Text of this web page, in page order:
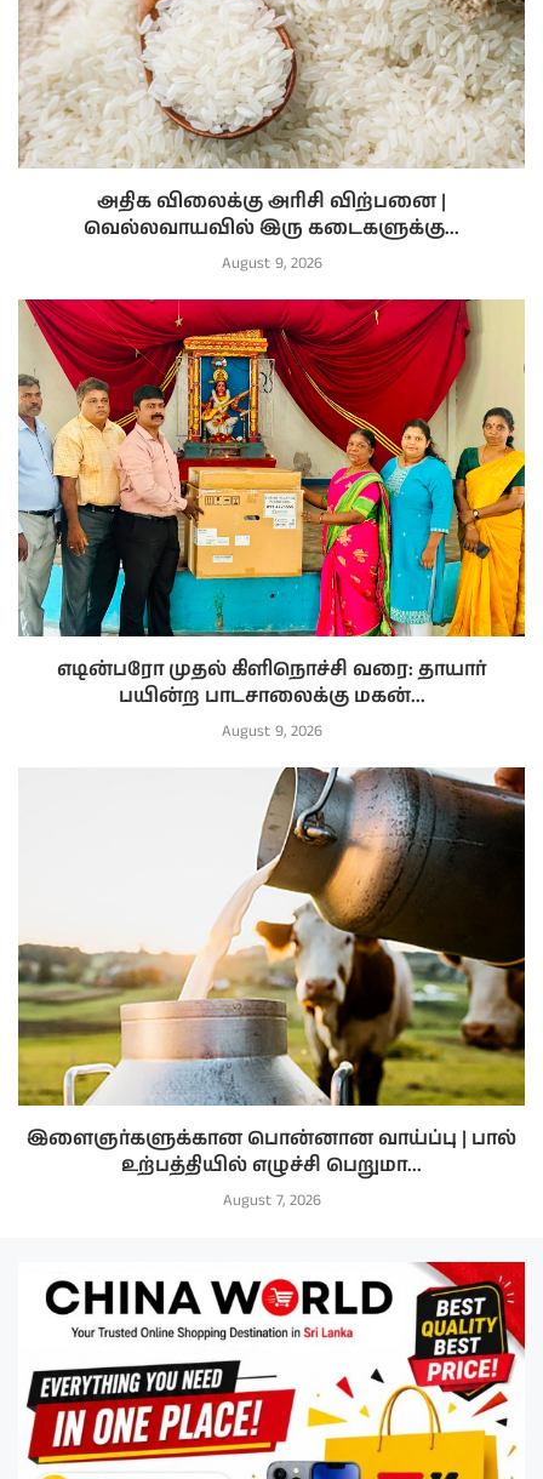
அதிக விலைக்கு அரிசி விற்பனை |
வெல்லவாயவில் இரு கடைகளுக்கு...
August 9, 2026
எடின்பரோ முதல் கிளிநொச்சி வரை: தாயார்
பயின்ற பாடசாலைக்கு மகன்...
August 9, 2026
இளைஞர்களுக்கான பொன்னான வாய்ப்பு | பால்
உற்பத்தியில் எழுச்சி பெறுமா...
August 7, 2026